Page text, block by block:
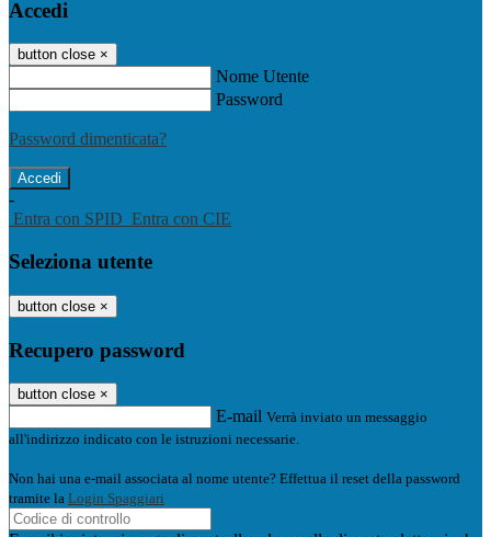
Accedi
button close ×
Nome Utente
Password
Password dimenticata?
-
Entra con SPID Entra con CIE
Seleziona utente
button close ×
Recupero password
button close ×
E-mail Verrà inviato un messaggio
all'indirizzo indicato con le istruzioni necessarie.
Non hai una e-mail associata al nome utente? Effettua il reset della password
tramite la Login Spaggiari